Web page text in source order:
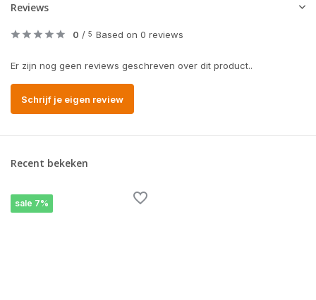
Reviews
0 / 5 Based on 0 reviews
Er zijn nog geen reviews geschreven over dit product..
Schrijf je eigen review
Recent bekeken
sale 7%